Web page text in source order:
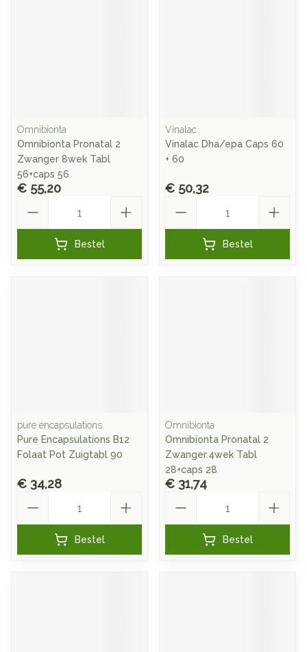
Omnibionta
Omnibionta Pronatal 2
Zwanger 8wek Tabl
56+caps 56
€ 55,20
Bestel
Vinalac
Vinalac Dha/epa Caps 60
+ 60
€ 50,32
Bestel
pure encapsulations
Pure Encapsulations B12
Folaat Pot Zuigtabl 90
€ 34,28
Bestel
Omnibionta
Omnibionta Pronatal 2
Zwanger.4wek Tabl
28+caps 28
€ 31,74
Bestel